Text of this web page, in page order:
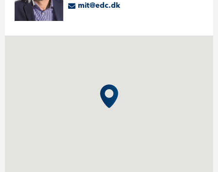
mit@edc.dk